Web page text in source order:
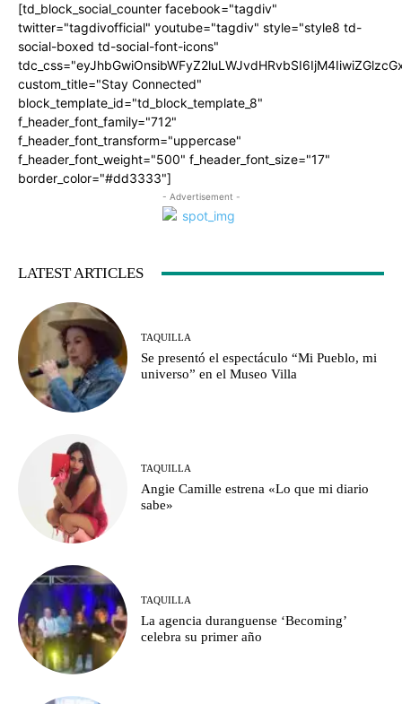
[td_block_social_counter facebook="tagdiv"
twitter="tagdivofficial" youtube="tagdiv" style="style8 td-
social-boxed td-social-font-icons"
custom_title="Stay Connected"
block_template_id="td_block_template_8"
f_header_font_family="712"
f_header_font_transform="uppercase"
f_header_font_weight="500" f_header_font_size="17"
border_color="#dd3333"]
- Advertisement -
LATEST ARTICLES
TAQUILLA
Se presentó el espectáculo “Mi Pueblo, mi
universo” en el Museo Villa
TAQUILLA
Angie Camille estrena «Lo que mi diario
sabe»
TAQUILLA
La agencia duranguense ‘Becoming’
celebra su primer año